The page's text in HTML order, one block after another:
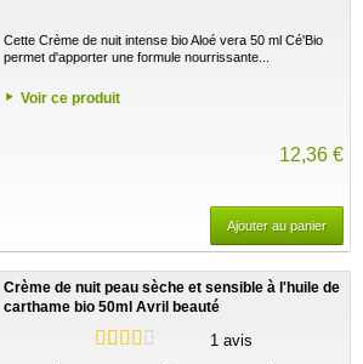
Cette Crème de nuit intense bio Aloé vera 50 ml Cé'Bio
permet d'apporter une formule nourrissante...
Voir ce produit
12,36 €
Ajouter au panier
Crème de nuit peau sèche et sensible à l'huile de
carthame bio 50ml Avril beauté
1 avis